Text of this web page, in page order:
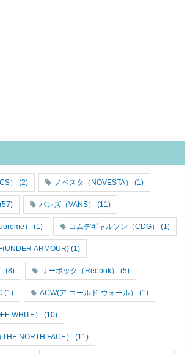
） (2) ノベスタ（NOVESTA） (1)
(57) バンズ（VANS） (11)
） (1) コムデギャルソン（CDG） (1)
(UNDER ARMOUR) (1)
(8) リーボック（Reebok） (5)
(1) ACW(ア-コールド-ウォール） (1)
WHITE） (10)
NORTH FACE） (11)